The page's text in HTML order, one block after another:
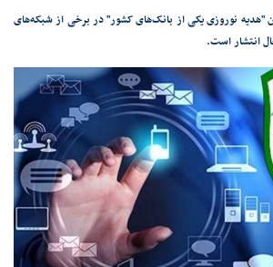
"هدیه نوروزی یکی از بانک‌های کشور" در برخی از شبکه‌های
انتشار است.